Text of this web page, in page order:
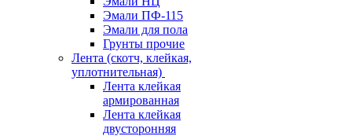
Эмали ПФ-115
Эмали для пола
Грунты прочие
Лента (скотч, клейкая,
уплотнительная)
Лента клейкая
армированная
Лента клейкая
двусторонняя